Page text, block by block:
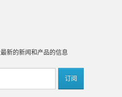
新的新闻和产品的信息